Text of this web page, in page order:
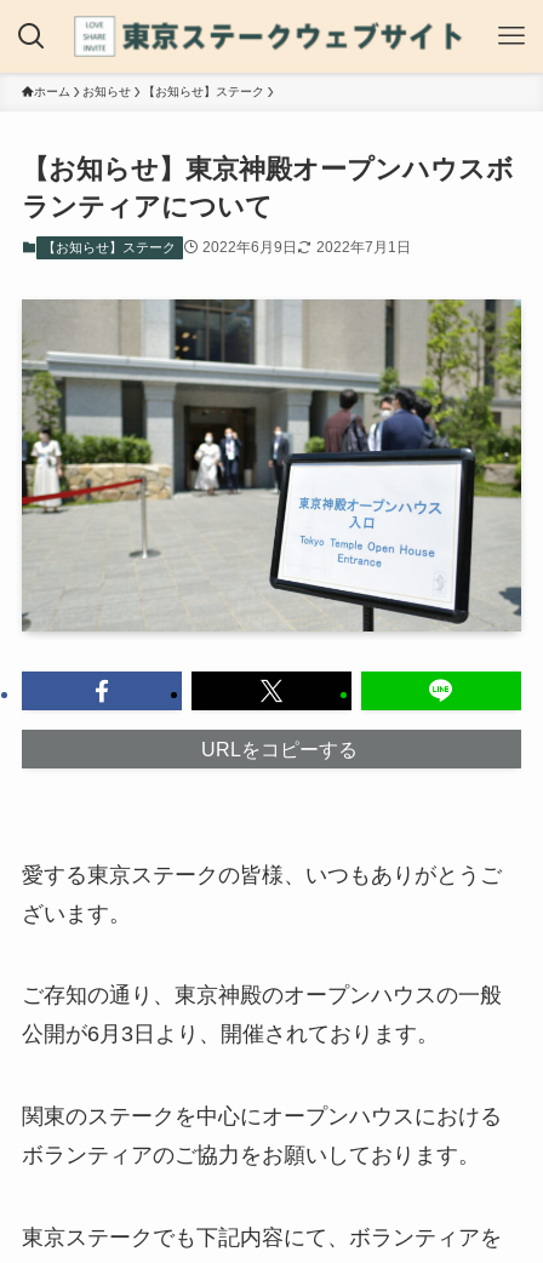
ホーム お知らせ 【お知らせ】ステーク
【お知らせ】東京神殿オープンハウスボ
ランティアについて
【お知らせ】ステーク 2022年6月9日 2022年7月1日
URLをコピーする
愛する東京ステークの皆様、いつもありがとうご
ざいます。
ご存知の通り、東京神殿のオープンハウスの一般
公開が6月3日より、開催されております。
関東のステークを中心にオープンハウスにおける
ボランティアのご協力をお願いしております。
東京ステークでも下記内容にて、ボランティアを